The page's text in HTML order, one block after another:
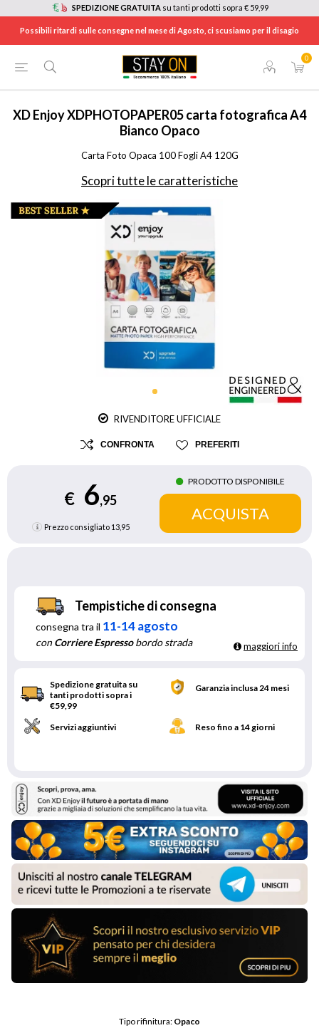
SPEDIZIONE GRATUITA su tanti prodotti sopra € 59,99
Possibili ritardi sulle consegne nel mese di Agosto, ci scusiamo per il disagio
0
HOME FOTO E VIDEO / ACCESSORI FOTO E VIDEO
/
XD EnjoyXDPHOTOPAPER05 carta fotografica A4
Bianco Opaco
Carta Foto Opaca 100 Fogli A4 120G
Scopri tutte le caratteristiche
RIVENDITORE UFFICIALE
CONFRONTA PREFERITI
€ 6,95
Prezzo consigliato 13,95
PRODOTTO DISPONIBILE
Tempistiche di consegna
consegna tra il 11-14 agosto
conCorriere Espressobordo strada maggiori info
Spedizione gratuita su
tanti prodotti sopra i
€59,99
Garanzia inclusa 24 mesi
Servizi aggiuntivi Reso fino a 14 giorni
Tipo rifinitura: Opaco